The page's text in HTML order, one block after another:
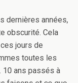
dernières années,
obscurité. Cela
jours de
toutes les
10 ans passés à